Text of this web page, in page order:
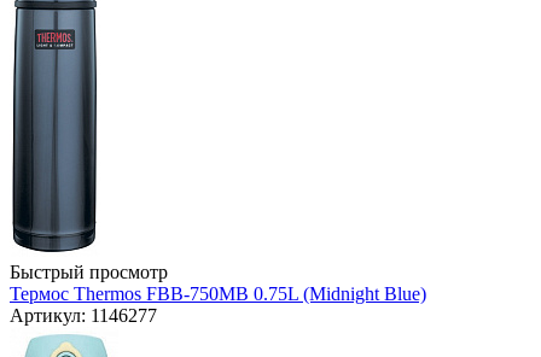
Быстрый просмотр
Термос Thermos FBB-750MB 0.75L (Midnight Blue)
Артикул: 1146277